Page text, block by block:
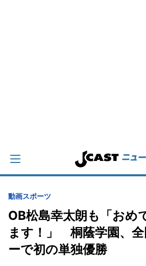
動画スポーツ
OB松島幸太朗も「おめ
ます！」 桐蔭学園、
ーで初の単独優勝